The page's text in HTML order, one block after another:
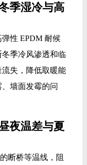
季湿冷与高
性 EPDM 耐候
季冷风渗透和临
失，降低取暖能
墙面发霉的问
夜温差与夏
断桥等温线，阻